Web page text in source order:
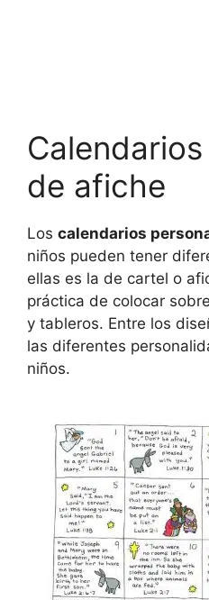
de afiche
Los calendarios
niños pueden tener
ellas es la de cartel o
práctica de colocar
y tableros. Entre los
las diferentes
niños.